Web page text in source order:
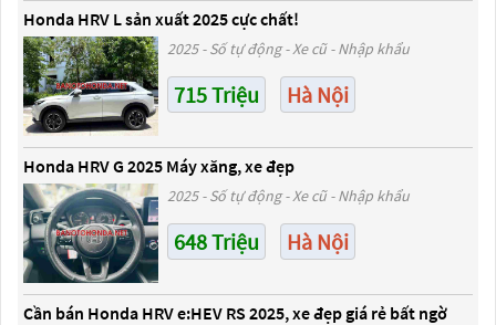
Honda HRV L sản xuất 2025 cực chất!
2025 - Số tự động - Xe cũ - Nhập khẩu
715 Triệu Hà Nội
Honda HRV G 2025 Máy xăng, xe đẹp
2025 - Số tự động - Xe cũ - Nhập khẩu
648 Triệu Hà Nội
Cần bán Honda HRV e:HEV RS 2025, xe đẹp giá rẻ bất ngờ